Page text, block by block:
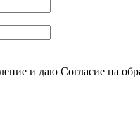
и даю Согласие на